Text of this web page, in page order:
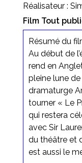
Réalisateur :
Film Tout
Résumé du
Au début de
rend en
pleine lune
dramaturge
tourner « Le
qui restera
avec Sir
du théâtre et
est aussi le